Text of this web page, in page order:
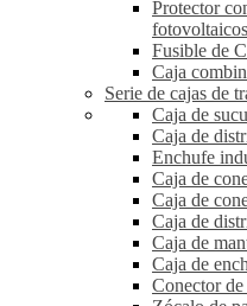
Protector
fotovoltaicos
Fusible de
Caja
Serie de cajas de
Caja de
Caja de
Enchufe
Caja de
Caja de
Caja de
Caja de
Caja de
Conector